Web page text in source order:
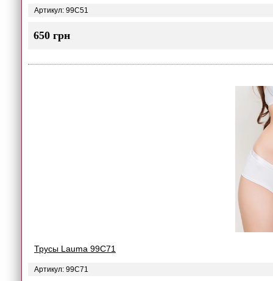
Артикул: 99C51
650 грн
Трусы Lauma 99C71
Артикул: 99C71